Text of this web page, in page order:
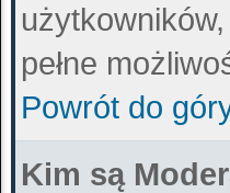
pełne
Powrót do
Kim są